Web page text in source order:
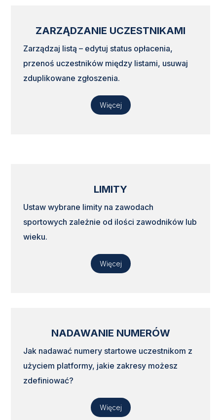
ZARZĄDZANIE UCZESTNIKAMI
Zarządzaj listą – edytuj status opłacenia,
przenoś uczestników między listami, usuwaj
zduplikowane zgłoszenia.
Więcej
LIMITY
Ustaw wybrane limity na zawodach
sportowych zależnie od ilości zawodników lub
wieku.
Więcej
NADAWANIE NUMERÓW
Jak nadawać numery startowe uczestnikom z
użyciem platformy, jakie zakresy możesz
zdefiniować?
Więcej